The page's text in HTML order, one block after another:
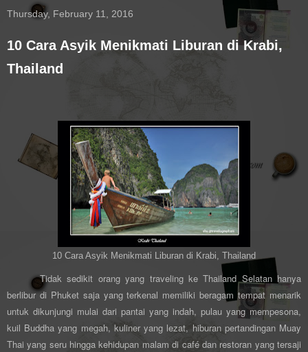
Thursday, February 11, 2016
10 Cara Asyik Menikmati Liburan di Krabi,
Thailand
10 Cara Asyik Menikmati Liburan di Krabi, Thailand
Tidak sedikit orang yang traveling ke Thailand Selatan hanya
berlibur di Phuket saja yang terkenal memiliki beragam tempat menarik
untuk dikunjungi mulai dari pantai yang indah, pulau yang mempesona,
kuil Buddha yang megah, kuliner yang lezat, hiburan pertandingan Muay
Thai yang seru hingga kehidupan malam di café dan restoran yang tersaji